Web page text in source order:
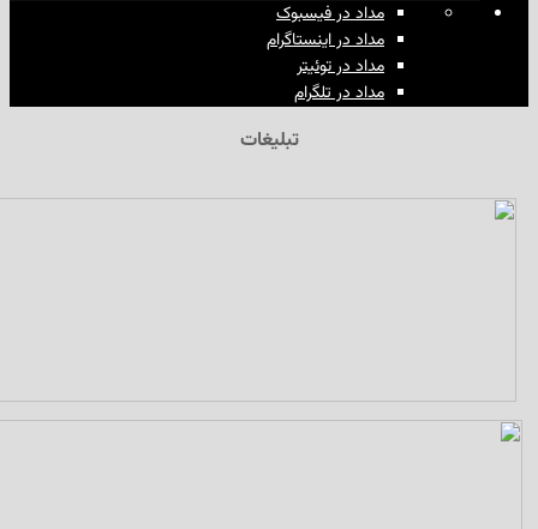
مداد در فیسبوک
مداد در اینستاگرام
مداد در توئیتر
مداد در تلگرام